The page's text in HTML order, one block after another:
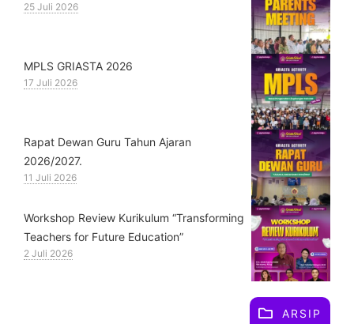
25 Juli 2026
MPLS GRIASTA 2026
17 Juli 2026
Rapat Dewan Guru Tahun Ajaran
2026/2027.
11 Juli 2026
Workshop Review Kurikulum “Transforming
Teachers for Future Education”
2 Juli 2026
ARSIP